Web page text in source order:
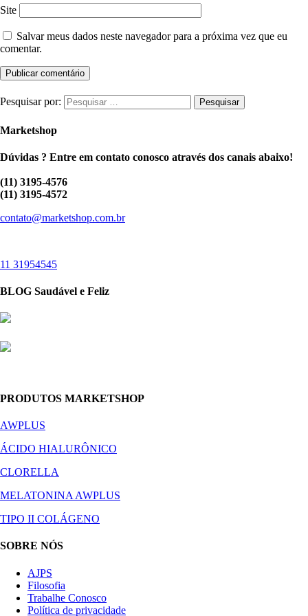
Site
Salvar meus dados neste navegador para a próxima vez que eu
comentar.
Pesquisar por:
Marketshop
Dúvidas ? Entre em contato conosco através dos canais abaixo!
(11) 3195-4576
(11) 3195-4572
contato@marketshop.com.br
11 31954545
BLOG Saudável e Feliz
PRODUTOS MARKETSHOP
AWPLUS
ÁCIDO HIALURÔNICO
CLORELLA
MELATONINA AWPLUS
TIPO II COLÁGENO
SOBRE NÓS
AJPS
Filosofia
Trabalhe Conosco
Política de privacidade